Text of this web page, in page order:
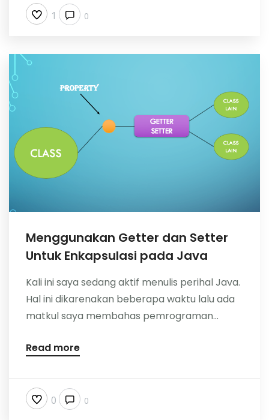
1 0
Menggunakan Getter dan Setter
Untuk Enkapsulasi pada Java
Kali ini saya sedang aktif menulis perihal Java.
Hal ini dikarenakan beberapa waktu lalu ada
matkul saya membahas pemrograman...
Read more
0 0